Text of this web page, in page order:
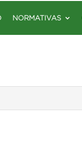
NORMATIVAS